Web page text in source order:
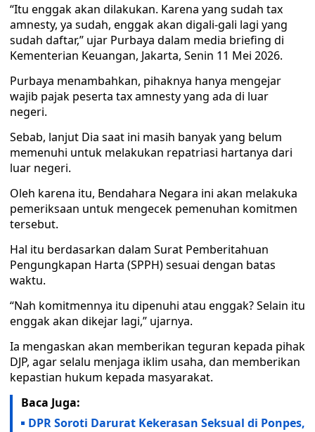
“Itu enggak akan dilakukan. Karena yang sudah tax
amnesty, ya sudah, enggak akan digali-gali lagi yang
sudah daftar,” ujar Purbaya dalam media briefing di
Kementerian Keuangan, Jakarta, Senin 11 Mei 2026.
Purbaya menambahkan, pihaknya hanya mengejar
wajib pajak peserta tax amnesty yang ada di luar
negeri.
Sebab, lanjut Dia saat ini masih banyak yang belum
memenuhi untuk melakukan repatriasi hartanya dari
luar negeri.
Oleh karena itu, Bendahara Negara ini akan melakuka
pemeriksaan untuk mengecek pemenuhan komitmen
tersebut.
Hal itu berdasarkan dalam Surat Pemberitahuan
Pengungkapan Harta (SPPH) sesuai dengan batas
waktu.
“Nah komitmennya itu dipenuhi atau enggak? Selain itu
enggak akan dikejar lagi,” ujarnya.
Ia mengaskan akan memberikan teguran kepada pihak
DJP, agar selalu menjaga iklim usaha, dan memberikan
kepastian hukum kepada masyarakat.
Baca Juga:
DPR Soroti Darurat Kekerasan Seksual di Ponpes,